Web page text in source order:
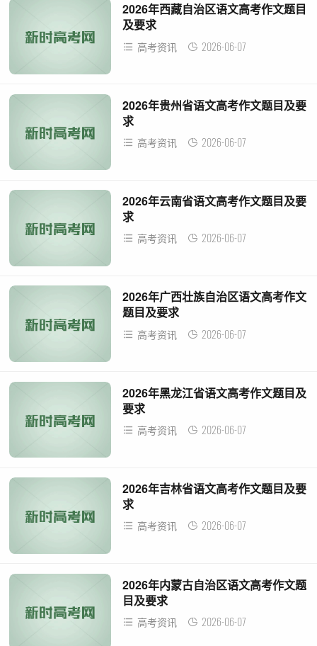
2026年西藏自治区语文高考作文题目
及要求
高考资讯 2026-06-07
2026年贵州省语文高考作文题目及要
求
高考资讯 2026-06-07
2026年云南省语文高考作文题目及要
求
高考资讯 2026-06-07
2026年广西壮族自治区语文高考作文
题目及要求
高考资讯 2026-06-07
2026年黑龙江省语文高考作文题目及
要求
高考资讯 2026-06-07
2026年吉林省语文高考作文题目及要
求
高考资讯 2026-06-07
2026年内蒙古自治区语文高考作文题
目及要求
高考资讯 2026-06-07